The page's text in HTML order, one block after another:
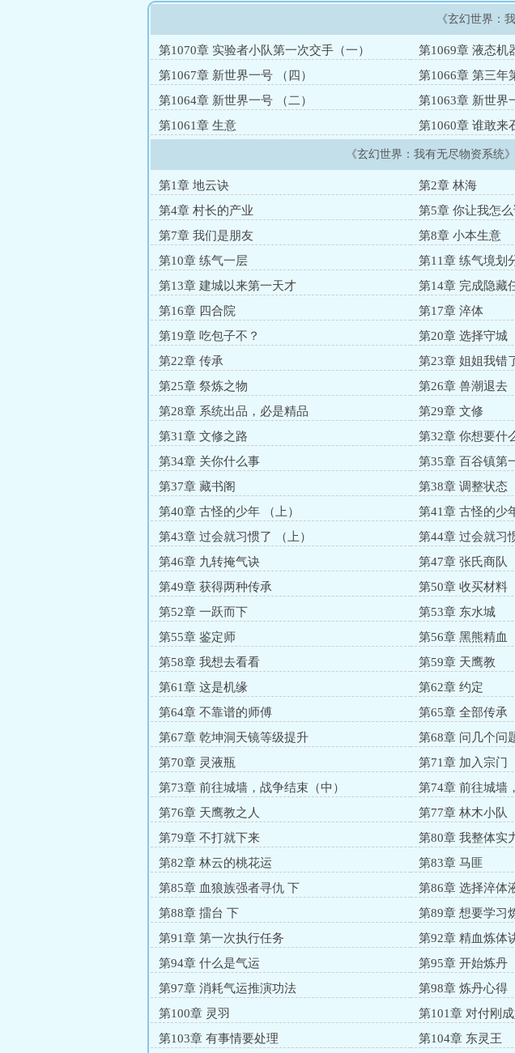
药，林云表示自己每天当糖豆吃。炼器需要的材料，林云直接询
血脉，林云直接一桶一桶的提供，并告诉画符师，不够找自己要，
为当林云在无限大陆之上，迎来自己第一个千年生日的时候。一
生了。被无限大陆所有强者，所恐惧的黑暗镇压将领了。而这个
场由圣人制定的游戏规则······一场强制所有生灵参加的游戏······
《玄幻世界：
第1070章 实验者小队第一次交手（一） 第1069章 液态机
第1067章 新世界一号 （四）
第1066章 第三年
第1064章 新世界一号 （二）
第1063章 新世界
第1061章 生意
第1060章 谁敢来
《玄幻世界：我有无尽物资系统
第1章 地云诀 第2章 林海
第4章 村长的产业
第5章 你让我怎
第7章 我们是朋友
第8章 小本生意
第10章 练气一层
第11章 练气境划
第13章 建城以来第一天才
第14章 完成隐藏
第16章 四合院
第17章 淬体
第19章 吃包子不？
第20章 选择守城
第22章 传承
第23章 姐姐我错
第25章 祭炼之物
第26章 兽潮退去
第28章 系统出品，必是精品
第29章 文修
第31章 文修之路
第32章 你想要什
第34章 关你什么事
第35章 百谷镇第
第37章 藏书阁
第38章 调整状态
第40章 古怪的少年 （上）
第41章 古怪的少
第43章 过会就习惯了 （上）
第44章 过会就习
第46章 九转掩气诀
第47章 张氏商队
第49章 获得两种传承
第50章 收买材料
第52章 一跃而下
第53章 东水城
第55章 鉴定师
第56章 黑熊精血
第58章 我想去看看
第59章 天鹰教
第61章 这是机缘
第62章 约定
第64章 不靠谱的师傅
第65章 全部传承
第67章 乾坤洞天镜等级提升
第68章 问几个问
第70章 灵液瓶
第71章 加入宗门
第73章 前往城墙，战争结束（中）
第74章 前往城墙
第76章 天鹰教之人
第77章 林木小队
第79章 不打就下来
第80章 我整体实
第82章 林云的桃花运
第83章 马匪
第85章 血狼族强者寻仇 下
第86章 选择淬体
第88章 擂台 下
第89章 想要学习
第91章 第一次执行任务
第92章 精血炼体
第94章 什么是气运
第95章 开始炼丹
第97章 消耗气运推演功法
第98章 炼丹心得
第100章 灵羽
第101章 对付刚
第103章 有事情要处理
第104章 东灵王